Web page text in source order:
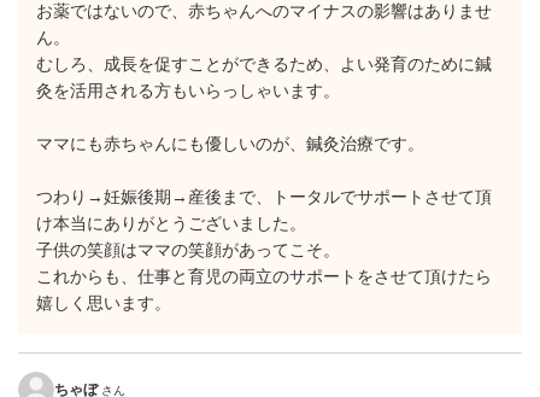
お薬ではないので、赤ちゃんへのマイナスの影響はありませ
ん。
むしろ、成長を促すことができるため、よい発育のために鍼
灸を活用される方もいらっしゃいます。
ママにも赤ちゃんにも優しいのが、鍼灸治療です。
つわり→妊娠後期→産後まで、トータルでサポートさせて頂
け本当にありがとうございました。
子供の笑顔はママの笑顔があってこそ。
これからも、仕事と育児の両立のサポートをさせて頂けたら
嬉しく思います。
ちゃぼ さん